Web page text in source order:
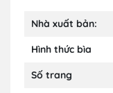
Nhà xuất bản:
Hình thức bìa
Số trang